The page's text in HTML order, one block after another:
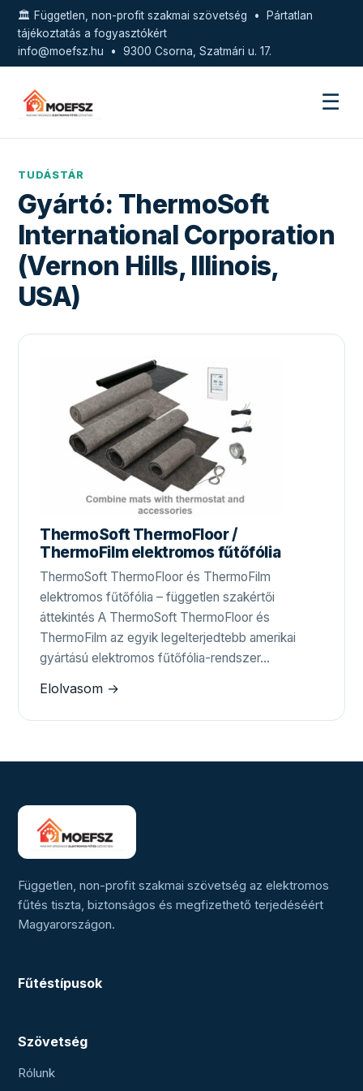
🏛️ Független, non-profit szakmai szövetség • Pártatlan
tájékoztatás a fogyasztókért
info@moefsz.hu • 9300 Csorna, Szatmári u. 17.
☰
TUDÁSTÁR
Gyártó: ThermoSoft
International Corporation
(Vernon Hills, Illinois,
USA)
ThermoSoft ThermoFloor /
ThermoFilm elektromos fűtőfólia
ThermoSoft ThermoFloor és ThermoFilm
elektromos fűtőfólia – független szakértői
áttekintés A ThermoSoft ThermoFloor és
ThermoFilm az egyik legelterjedtebb amerikai
gyártású elektromos fűtőfólia-rendszer…
Elolvasom →
Független, non-profit szakmai szövetség az elektromos
fűtés tiszta, biztonságos és megfizethető terjedéséért
Magyarországon.
Fűtéstípusok
Szövetség
Rólunk